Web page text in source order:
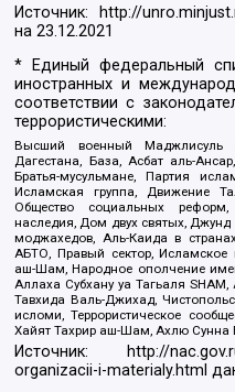
Источник: http://
на23.12.2021
* Единый федеральный
иностранных и
соответствии с
террористическими:
Высший военный Маджлисуль
Дагестана, База, Асбат аль-
Братья-мусульмане, Партия
Исламская группа, Движение
Общество социальных
наследия, Дом двух святых,
моджахедов, Аль-Каида в
АБТО, Правый сектор, Исламское
аш-Шам, Народное ополчение
Аллаха Субхану уа Тагьаля
Тавхида Валь-Джихад,
исломи, Террористическое
Хайят Тахрир аш-Шам, Ахлю
Источник: http://
organizacii-i-materialy.html